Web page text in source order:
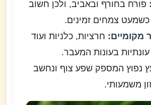
פורח בחורף ובאביב, ולכן חשוב
כשמעט צמחים זמינים.
מקומיים: חרציות, כלניות ועוד
בעונות המעבר.
נפוץ המספק שפע צוף ונחשב
משמעותי.